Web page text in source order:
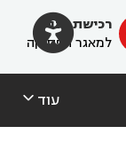

רכישת מנוי
למאגר הפסיקה
עוד 